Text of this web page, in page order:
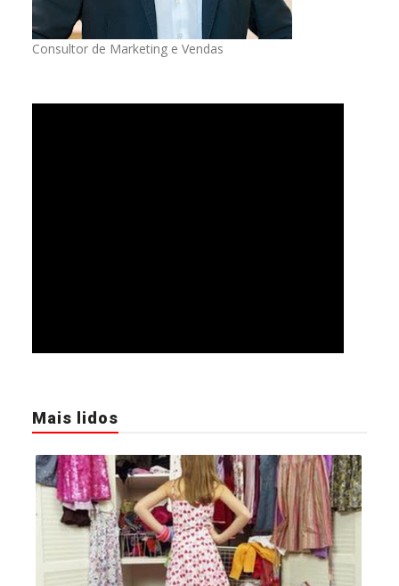
Consultor de Marketing e Vendas
Mais lidos